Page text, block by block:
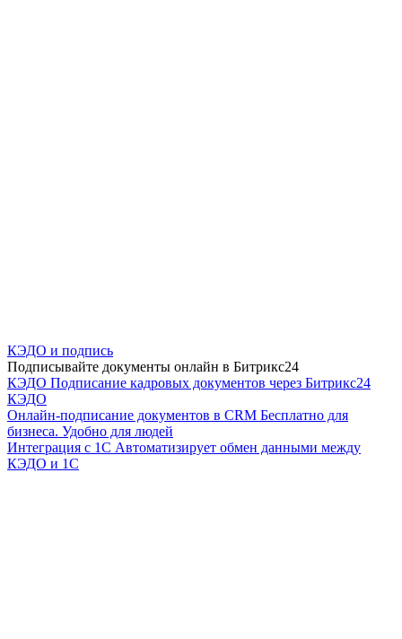
КЭДО и подпись
Подписывайте документы онлайн в Битрикс24
КЭДО Подписание кадровых документов через Битрикс24
КЭДО
Онлайн-подписание документов в CRM Бесплатно для
бизнеса. Удобно для людей
Интеграция с 1С Автоматизирует обмен данными между
КЭДО и 1С